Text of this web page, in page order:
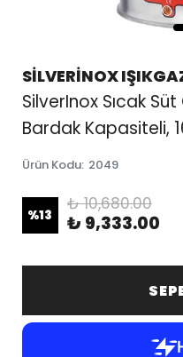
SİLVERİNOX
SilverInox Sıcak
Bardak Kapasiteli,
Ürün Kodu: 2049
%13
₺ 10,680.00
₺ 9,333.00